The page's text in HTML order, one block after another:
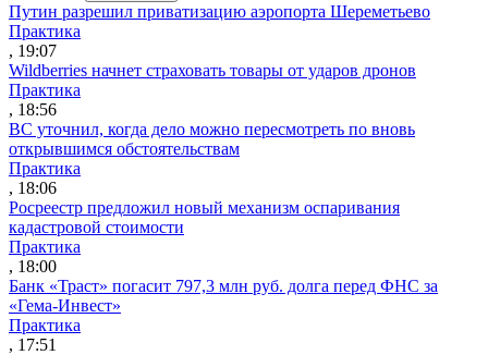
Путин разрешил приватизацию аэропорта Шереметьево
Практика
, 19:07
Wildberries начнет страховать товары от ударов дронов
Практика
, 18:56
ВС уточнил, когда дело можно пересмотреть по вновь
открывшимся обстоятельствам
Практика
, 18:06
Росреестр предложил новый механизм оспаривания
кадастровой стоимости
Практика
, 18:00
Банк «Траст» погасит 797,3 млн руб. долга перед ФНС за
«Гема-Инвест»
Практика
, 17:51